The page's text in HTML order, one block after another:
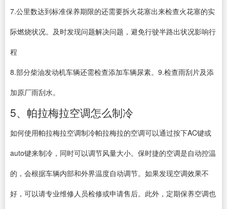
7.公里数达到标准保养期限的还需要拆火花塞出来检查火花塞的实
际燃烧状况。及时发现问题解决问题，避免行驶半路出状况影响行
程
8.部分柴油发动机车辆还需检查添加车辆尿素。9.检查雨刮片及添
加原厂雨刮水。
5、帕拉梅拉空调怎么制冷
如何使用帕拉梅拉空调制冷帕拉梅拉的空调可以通过按下AC键或
auto键来制冷，同时可以调节风量大小。保时捷的空调是自动控温
的，会根据车辆内部和外界温度自动调节。如果发现空调效果不
好，可以请专业维修人员检修或申请售后。此外，定期保养空调也